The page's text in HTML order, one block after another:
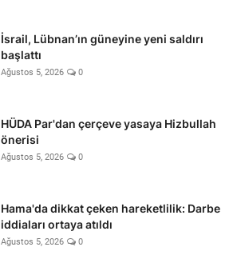
İsrail, Lübnan’ın güneyine yeni saldırı
başlattı
Ağustos 5, 2026 0
HÜDA Par'dan çerçeve yasaya Hizbullah
önerisi
Ağustos 5, 2026 0
Hama'da dikkat çeken hareketlilik: Darbe
iddiaları ortaya atıldı
Ağustos 5, 2026 0